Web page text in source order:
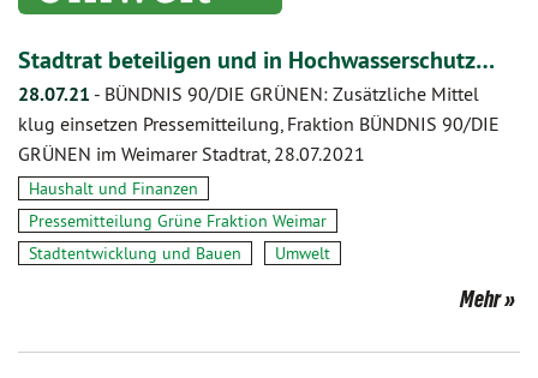
Stadtrat beteiligen und in Hochwasserschutz…
28.07.21 - BÜNDNIS 90/DIE GRÜNEN: Zusätzliche Mittel
klug einsetzen Pressemitteilung, Fraktion BÜNDNIS 90/DIE
GRÜNEN im Weimarer Stadtrat, 28.07.2021
Haushalt und Finanzen
Pressemitteilung Grüne Fraktion Weimar
Stadtentwicklung und Bauen
Umwelt
Mehr